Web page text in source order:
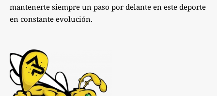
mantenerte siempre un paso por delante en este deporte
en constante evolución.